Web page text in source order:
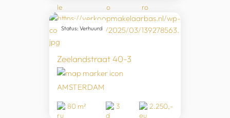
Zeelandstraat 40-3
AMSTERDAM
Status: Verhuurd
80 m² 3 2.250,-